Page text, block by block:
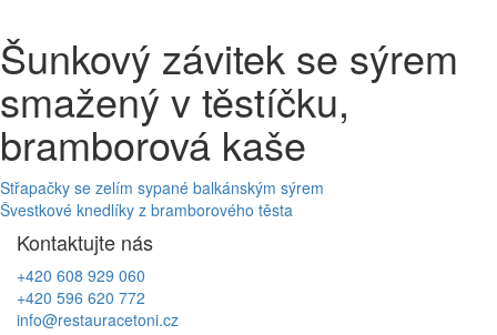
Šunkový závitek se sýrem
smažený v těstíčku,
bramborová kaše
Navigace
pro
příspěvek
Střapačky se zelím sypané balkánským sýrem
Švestkové knedlíky z bramborového těsta
Kontaktujte nás
+420 608 929 060
+420 596 620 772
info@restauracetoni.cz